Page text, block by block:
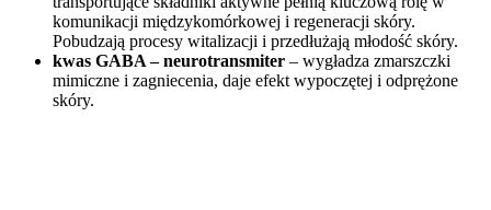
komunikacji międzykomórkowej i regeneracji skóry.
Pobudzają procesy witalizacji i przedłużają młodość skóry.
kwas GABA – neurotransmiter – wygładza zmarszczki
mimiczne i zagniecenia, daje efekt wypoczętej i odprężone
skóry.